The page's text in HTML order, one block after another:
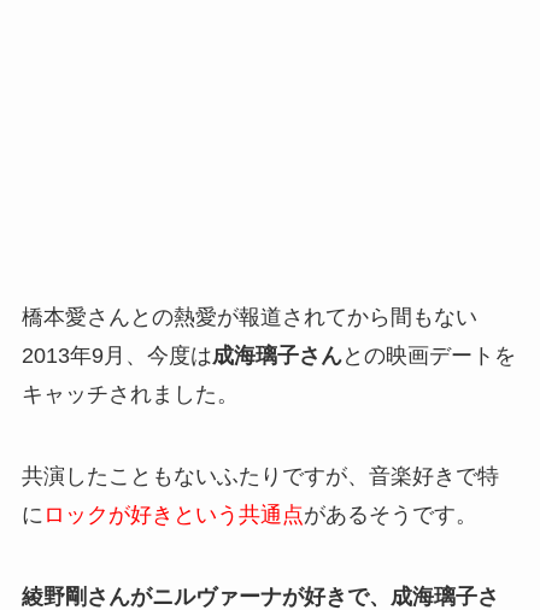
橋本愛さんとの熱愛が報道されてから間もない
2013年9月、今度は成海璃子さんとの映画デートを
キャッチされました。
共演したこともないふたりですが、音楽好きで特
に ロックが好きという共通点があるそうです。
綾野剛さんがニルヴァーナが好きで、成海璃子さ